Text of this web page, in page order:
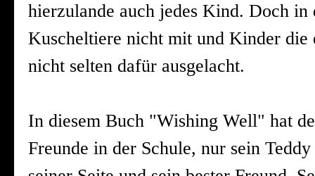
hierzulande auch jedes Kind. Doch in
Kuscheltiere nicht mit und Kinder die
nicht selten dafür ausgelacht.
In diesem Buch "Wishing Well" hat
Freunde in der Schule, nur sein